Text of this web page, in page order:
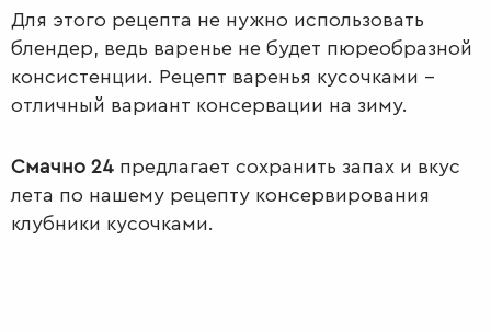
ПЕРВЫЕ
Для этого рецепта не нужно использовать
блендер, ведь варенье не будет пюреобразной
консистенции. Рецепт варенья кусочками –
отличный вариант консервации на зиму.
Смачно 24 предлагает сохранить запах и вкус
лета по нашему рецепту консервирования
клубники кусочками.